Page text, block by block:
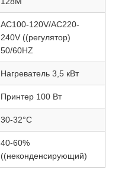
AC100-120V/AC220-
240V ((регулятор)
50/60HZ
Нагреватель 3,5 кВт
Принтер 100 Вт
30-32°C
40-60%
((неконденсирующий)